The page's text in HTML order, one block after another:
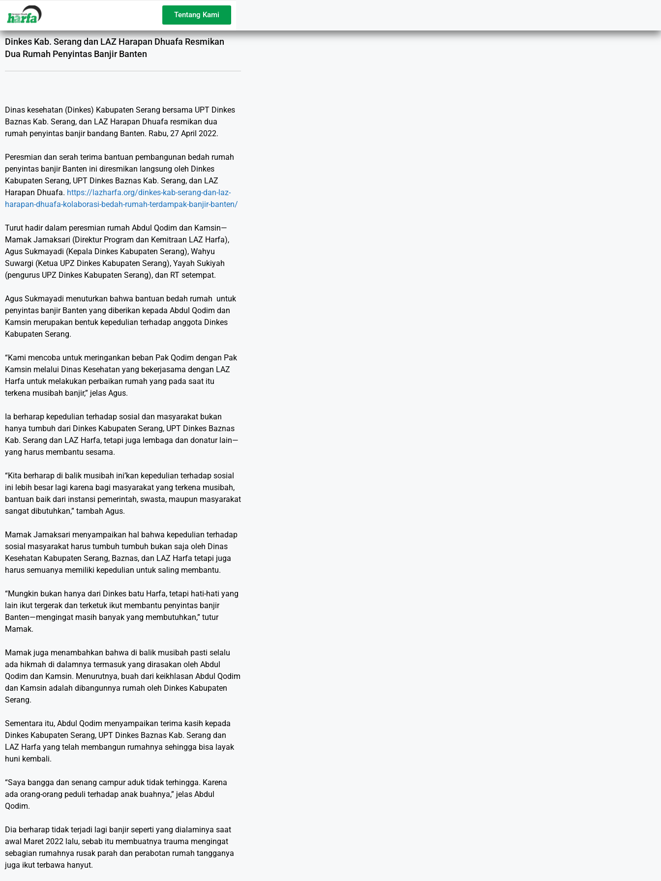
Tentang Kami
Dinkes Kab. Serang dan LAZ Harapan Dhuafa Resmikan
Dua Rumah Penyintas Banjir Banten
Dinas kesehatan (Dinkes) Kabupaten Serang bersama UPT Dinkes
Baznas Kab. Serang, dan LAZ Harapan Dhuafa resmikan dua
rumah penyintas banjir bandang Banten. Rabu, 27 April 2022.
Peresmian dan serah terima bantuan pembangunan bedah rumah
penyintas banjir Banten ini diresmikan langsung oleh Dinkes
Kabupaten Serang, UPT Dinkes Baznas Kab. Serang, dan LAZ
Harapan Dhuafa. https://lazharfa.org/dinkes-kab-serang-dan-laz-
harapan-dhuafa-kolaborasi-bedah-rumah-terdampak-banjir-banten/
Turut hadir dalam peresmian rumah Abdul Qodim dan Kamsin—
Mamak Jamaksari (Direktur Program dan Kemitraan LAZ Harfa),
Agus Sukmayadi (Kepala Dinkes Kabupaten Serang), Wahyu
Suwargi (Ketua UPZ Dinkes Kabupaten Serang), Yayah Sukiyah
(pengurus UPZ Dinkes Kabupaten Serang), dan RT setempat.
Agus Sukmayadi menuturkan bahwa bantuan bedah rumah untuk
penyintas banjir Banten yang diberikan kepada Abdul Qodim dan
Kamsin merupakan bentuk kepedulian terhadap anggota Dinkes
Kabupaten Serang.
“Kami mencoba untuk meringankan beban Pak Qodim dengan Pak
Kamsin melalui Dinas Kesehatan yang bekerjasama dengan LAZ
Harfa untuk melakukan perbaikan rumah yang pada saat itu
terkena musibah banjir,” jelas Agus.
Ia berharap kepedulian terhadap sosial dan masyarakat bukan
hanya tumbuh dari Dinkes Kabupaten Serang, UPT Dinkes Baznas
Kab. Serang dan LAZ Harfa, tetapi juga lembaga dan donatur lain—
yang harus membantu sesama.
“Kita berharap di balik musibah ini’kan kepedulian terhadap sosial
ini lebih besar lagi karena bagi masyarakat yang terkena musibah,
bantuan baik dari instansi pemerintah, swasta, maupun masyarakat
sangat dibutuhkan,” tambah Agus.
Mamak Jamaksari menyampaikan hal bahwa kepedulian terhadap
sosial masyarakat harus tumbuh tumbuh bukan saja oleh Dinas
Kesehatan Kabupaten Serang, Baznas, dan LAZ Harfa tetapi juga
harus semuanya memiliki kepedulian untuk saling membantu.
“Mungkin bukan hanya dari Dinkes batu Harfa, tetapi hati-hati yang
lain ikut tergerak dan terketuk ikut membantu penyintas banjir
Banten—mengingat masih banyak yang membutuhkan,” tutur
Mamak.
Mamak juga menambahkan bahwa di balik musibah pasti selalu
ada hikmah di dalamnya termasuk yang dirasakan oleh Abdul
Qodim dan Kamsin. Menurutnya, buah dari keikhlasan Abdul Qodim
dan Kamsin adalah dibangunnya rumah oleh Dinkes Kabupaten
Serang.
Sementara itu, Abdul Qodim menyampaikan terima kasih kepada
Dinkes Kabupaten Serang, UPT Dinkes Baznas Kab. Serang dan
LAZ Harfa yang telah membangun rumahnya sehingga bisa layak
huni kembali.
“Saya bangga dan senang campur aduk tidak terhingga. Karena
ada orang-orang peduli terhadap anak buahnya,” jelas Abdul
Qodim.
Dia berharap tidak terjadi lagi banjir seperti yang dialaminya saat
awal Maret 2022 lalu, sebab itu membuatnya trauma mengingat
sebagian rumahnya rusak parah dan perabotan rumah tangganya
juga ikut terbawa hanyut.